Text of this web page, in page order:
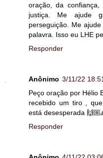
oração, da
justiça. Me ajude
perseguição. Me
palavra. Isso eu LHE
Responder
Anônimo 3/11/22 18:51
Peço oração por Hélio
recebido um tiro ,
está desesperada
Responder